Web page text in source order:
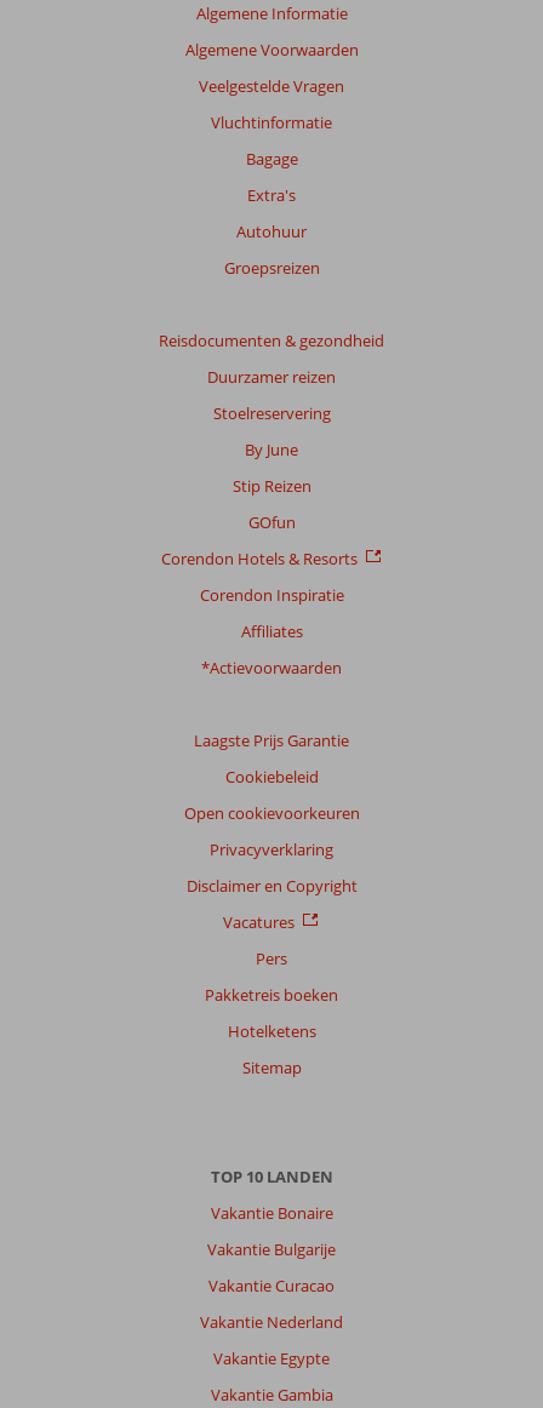
Algemene Informatie
Algemene Voorwaarden
Veelgestelde Vragen
Vluchtinformatie
Bagage
Extra's
Autohuur
Groepsreizen
Reisdocumenten & gezondheid
Duurzamer reizen
Stoelreservering
By June
Stip Reizen
GOfun
Corendon Hotels & Resorts
Corendon Inspiratie
Affiliates
*Actievoorwaarden
Laagste Prijs Garantie
Cookiebeleid
Open cookievoorkeuren
Privacyverklaring
Disclaimer en Copyright
Vacatures
Pers
Pakketreis boeken
Hotelketens
Sitemap
TOP 10 LANDEN
Vakantie Bonaire
Vakantie Bulgarije
Vakantie Curacao
Vakantie Nederland
Vakantie Egypte
Vakantie Gambia